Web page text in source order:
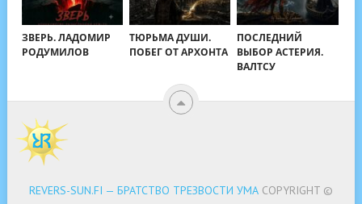
ЗВЕРЬ. ЛАДОМИР
РОДУМИЛОВ
ТЮРЬМА ДУШИ.
ПОБЕГ ОТ АРХОНТА
ПОСЛЕДНИЙ
ВЫБОР АСТЕРИЯ.
ВАЛТСУ
REVERS-SUN.FI — БРАТСТВО ТРЕЗВОСТИ УМАCOPYRIGHT ©